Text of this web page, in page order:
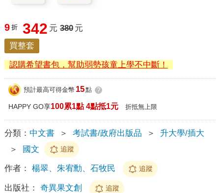
9 折 342 元 380 元
買整套
認購希望書包，幫助弱勢孩童上學不中斷！
預計最高可得金幣 15點 ?
HAPPY GO享100累1點 4點抵1元 折抵無上限
分類： 中文書 ＞ 考試書/政府出版品 ＞
升大學/插大
＞
國文 追蹤
作者： 楊翠、朱宥勳、石牧民 追蹤
出版社： 奇異果文創 追蹤